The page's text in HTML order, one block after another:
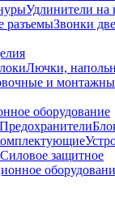
Удлинители на
разъемыЗвонки
Лючки,
и
оборудование
Предохранители
Силовое защитное